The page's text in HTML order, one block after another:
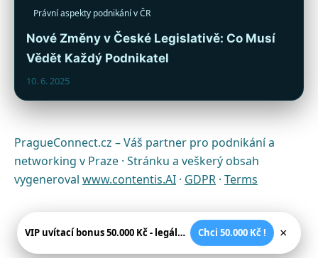
Právní aspekty podnikání v ČR
Nové Změny v České Legislativě: Co Musí
Vědět Každý Podnikatel
10. 6. 2025
PragueConnect.cz – Váš partner pro podnikání a
networking v Praze · Stránku a veškerý obsah
vygeneroval www.contentis.AI · GDPR · Terms
VIP uvítací bonus 50.000 Kč - legální české kasíno Chci 50.000 Kč ! ×